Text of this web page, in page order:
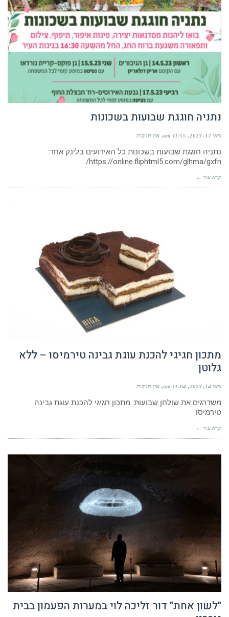
נתניה חוגגת שבועות בשכונות
מאי 17, 2023 11:55 am אין תגובות
נתניה חוגגת שבועות בשכונות כל האירועים בלינק אחד:
https://online.fliphtml5.com/glhma/gxfn/
קרא עוד ←
גלוטן
מאי 14, 2023
משדרגים את שולחן שבועות: מתכון חגיגי להכנת עוגת גבינה
טירמיסו
קרא עוד ←
"לשון אחת" דור זליכה לוי במערות הפעמון בבית
גוברין